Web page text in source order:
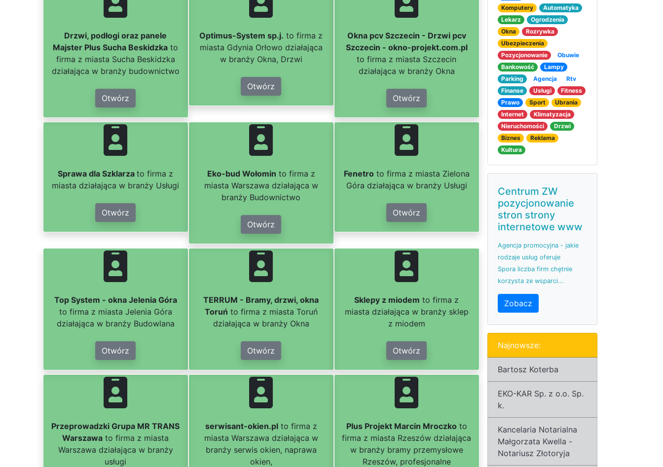
Drzwi, podłogi oraz panele
Majster Plus Sucha Beskidzka to
firma z miasta Sucha Beskidzka
działająca w branży budownictwo
Otwórz
Optimus-System sp.j. to firma z
miasta Gdynia Orłowo działająca
w branży Okna, Drzwi
Otwórz
Okna pcv Szczecin - Drzwi pcv
Szczecin - okno-projekt.com.pl
to firma z miasta Szczecin
działająca w branży Okna
Otwórz
Sprawa dla Szklarzato firma z
miasta działająca w branży Usługi
Otwórz
Eko-bud Wołomin to firma z
miasta Warszawa działająca w
branży Budownictwo
Otwórz
Fenetro to firma z miasta Zielona
Góra działająca w branży Usługi
Otwórz
Top System - okna Jelenia Góra
to firma z miasta Jelenia Góra
działająca w branży Budowlana
Otwórz
TERRUM - Bramy, drzwi, okna
Toruń to firma z miasta Toruń
działająca w branży Okna
Otwórz
Sklepy z miodem to firma z
miasta działająca w branży sklep
z miodem
Otwórz
Przeprowadzki Grupa MR TRANS
Warszawa to firma z miasta
Warszawa działająca w branży
usługi
serwisant-okien.plto firma z
miasta Warszawa działająca w
branży serwis okien, naprawa
okien,
Plus Projekt Marcin Mroczko to
firma z miasta Rzeszów działająca
w branży bramy przemysłowe
Rzeszów, profesjonalne
Komputery
Automatyka
Lekarz
Ogrodzenia
Okna
Rozrywka
Ubezpieczenia
Pozycjonowanie
Obuwie
Bankowość
Lampy
Parking
Agencja
Rtv
Finanse
Usługi
Fitness
Prawo
Sport
Ubrania
Internet
Klimatyzacja
Nieruchomości
Drzwi
Biznes
Reklama
Kultura
Centrum ZW
pozycjonowanie
stron strony
internetowe www
Agencja promocyjna - jakie
rodzaje usług oferuje
Spora liczba firm chętnie
korzysta ze wsparci...
Zobacz
Najnowsze:
Bartosz Koterba
EKO-KAR Sp. z o.o. Sp.
k.
Kancelaria Notarialna
Małgorzata Kwella -
Notariusz Złotoryja